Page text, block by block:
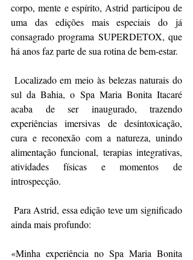
corpo, mente e espírito, Astrid participou de
uma das edições mais especiais do já
consagrado programa SUPERDETOX, que
há anos faz parte de sua rotina de bem-estar.
sul da Bahia, o Spa Maria Bonita Itacaré
acaba de ser inaugurado, trazendo
experiências imersivas de desintoxicação,
cura e reconexão com a natureza, unindo
alimentação funcional, terapias integrativas,
atividades físicas e momentos de
introspecção.
ainda mais profundo:
«Minha experiência no Spa Maria Bonita